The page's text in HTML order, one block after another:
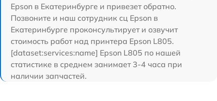
Epson в Екатеринбурге и привезет обратно.
Позвоните и наш сотрудник сц Epson в
Екатеринбурге проконсультирует и озвучит
стоимость работ над принтера Epson L805.
[dataset:services:name] Epson L805 по нашей
статистике в среднем занимает 3-4 часа при
наличии запчастей.